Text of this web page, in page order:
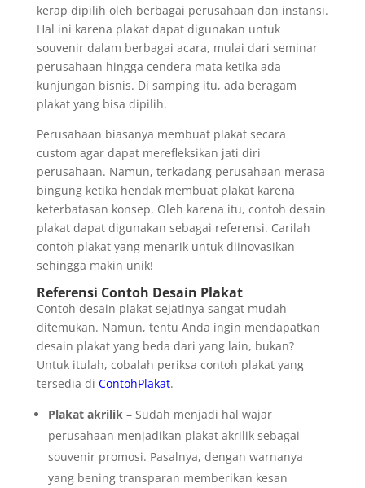
kerap dipilih oleh berbagai perusahaan dan instansi.
Hal ini karena plakat dapat digunakan untuk
souvenir dalam berbagai acara, mulai dari seminar
perusahaan hingga cendera mata ketika ada
kunjungan bisnis. Di samping itu, ada beragam
plakat yang bisa dipilih.
Perusahaan biasanya membuat plakat secara
custom agar dapat merefleksikan jati diri
perusahaan. Namun, terkadang perusahaan merasa
bingung ketika hendak membuat plakat karena
keterbatasan konsep. Oleh karena itu, contoh desain
plakat dapat digunakan sebagai referensi. Carilah
contoh plakat yang menarik untuk diinovasikan
sehingga makin unik!
Referensi Contoh Desain Plakat
Contoh desain plakat sejatinya sangat mudah
ditemukan. Namun, tentu Anda ingin mendapatkan
desain plakat yang beda dari yang lain, bukan?
Untuk itulah, cobalah periksa contoh plakat yang
tersedia di ContohPlakat.
Plakat akrilik– Sudah menjadi hal wajar
perusahaan menjadikan plakat akrilik sebagai
souvenir promosi. Pasalnya, dengan warnanya
yang bening transparan memberikan kesan